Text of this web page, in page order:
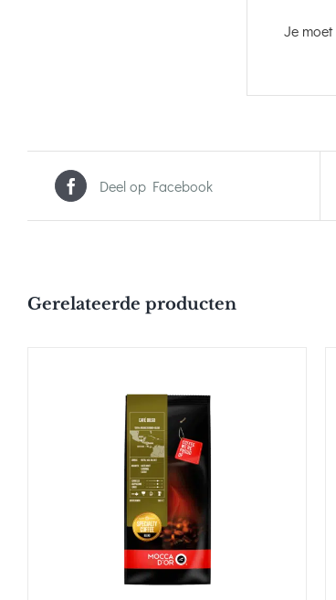
Je moet
Deel op Facebook
Gerelateerde producten